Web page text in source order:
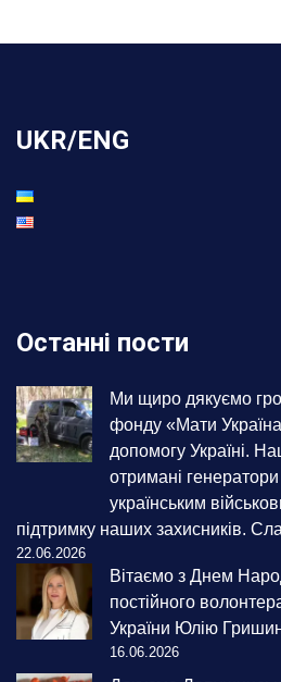
UKR/ENG
Останні пости
Ми щиро дякуємо
фонду «Мати
допомогу Україні.
отримані генератори
українським
підтримку наших захисників.
22.06.2026
Вітаємо з Днем
постійного
України Юлію
16.06.2026